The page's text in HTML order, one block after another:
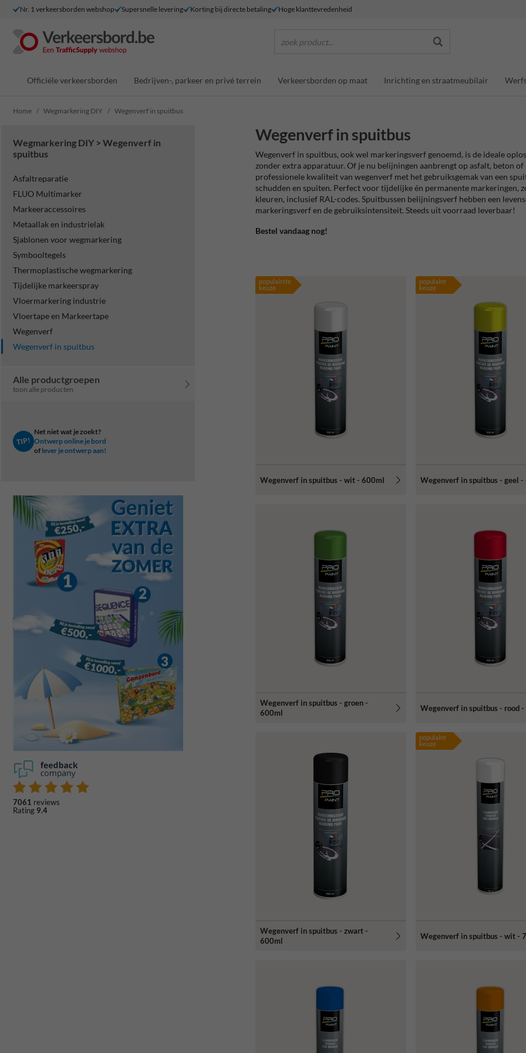
Nr. 1 verkeersborden webshop Supersnelle levering Korting bij directe betaling Hoge klanttevredenheid
zoek product...
Officiële verkeersborden Bedrijven-, parkeer en privé terrein Verkeersborden op maat Inrichting en straatmeubilair
Home Wegmarkering DIY Wegenverf in spuitbus
Wegmarkering DIY > Wegenverf in
spuitbus
Asfaltreparatie
FLUO Multimarker
Markeeraccessoires
Metaallak en industrielak
Sjablonen voor wegmarkering
Symbooltegels
Thermoplastische wegmarkering
Tijdelijke markeerspray
Vloermarkering industrie
Vloertape en Markeertape
Wegenverf
Wegenverf in spuitbus
Alle productgroepen
toon alle producten
TIP!
Net niet wat je zoekt?
Ontwerp online je bord
of lever je ontwerp aan!
7061 reviews
Rating 9.4
Wegenverf in spuitbus
Wegenverf in spuitbus, ook wel markeringsverf genoemd, is de ideale
zonder extra apparatuur. Of je nu belijningen aanbrengt op asfalt, beton
professionele kwaliteit van wegenverf met het gebruiksgemak van een
schudden en spuiten. Perfect voor tijdelijke én permanente markeringen,
kleuren, inclusief RAL-codes. Spuitbussen belijningsverf hebben een
markeringsverf en de gebruiksintensiteit. Steeds uit voorraad leverbaar!
Bestel vandaag nog!
populairste
keuze
Wegenverf in spuitbus - wit - 600ml
populaire
keuze
Wegenverf in spuitbus - geel
Wegenverf in spuitbus - groen -
600ml
Wegenverf in spuitbus - rood
Wegenverf in spuitbus - zwart -
600ml
populaire
keuze
Wegenverf in spuitbus - wit -